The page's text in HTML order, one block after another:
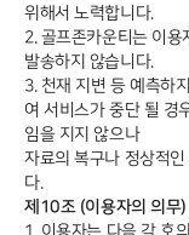
위해서 노력합니다.
2. 골프존카운티는 이
발송하지 않습니다.
3. 천재 지변 등 예측하
여 서비스가 중단 될 경
임을 지지 않으나
자료의 복구나 정상적
다.
제10조 (이용자의 의무)
1. 이용자는 다음 각 호